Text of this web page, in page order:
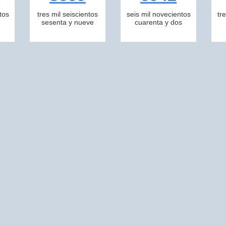
tres mil seiscientos
sesenta y nueve
seis mil novecientos
cuarenta y dos